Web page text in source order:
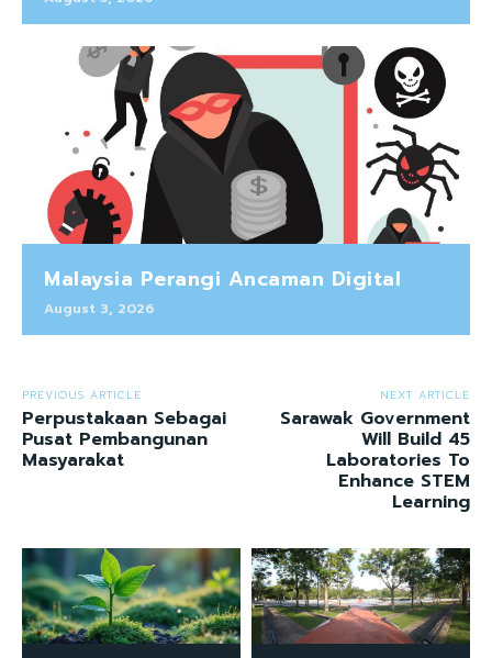
Malaysia Perangi Ancaman Digital
August 3, 2026
PREVIOUS ARTICLE
Perpustakaan Sebagai
Pusat Pembangunan
Masyarakat
NEXT ARTICLE
Sarawak Government
Will Build 45
Laboratories To
Enhance STEM
Learning